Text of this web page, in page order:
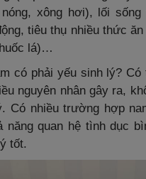
xông hơi), lối sống
tiêu thụ nhiều thức ăn
lá)…
có phải yếu sinh lý? Có
nguyên nhân gây ra,
Có nhiều trường hợp
năng quan hệ tình dục
tốt.